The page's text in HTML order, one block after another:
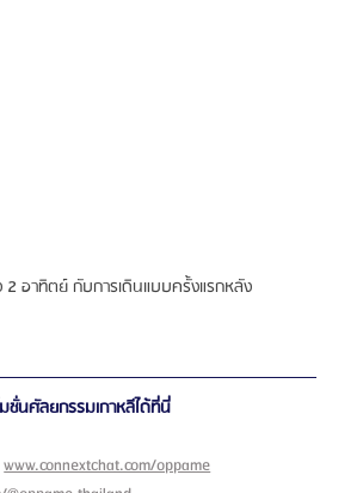
อาทิตย์ กับการเดินแบบครั้งแรกหลัง
ชั่นศัลยกรรมเกาหลีได้ที่นี่
www.connextchat.com/oppame